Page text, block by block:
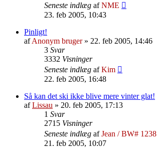
Seneste indlæg afNME
23. feb 2005, 10:43
Pinligt!
afAnonym bruger» 22. feb 2005, 14:46
3 Svar
3332 Visninger
Seneste indlæg afKim
22. feb 2005, 16:48
Så kan det ski ikke blive mere vinter glat!
afLissau » 20. feb 2005, 17:13
1 Svar
2715 Visninger
Seneste indlæg afJean / BW# 1238
21. feb 2005, 10:07